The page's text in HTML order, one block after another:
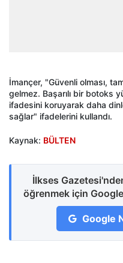
İmançer, "Güvenli olması,
gelmez. Başarılı bir botoks
ifadesini koruyarak daha
sağlar" ifadelerini kullandı.
Kaynak: BÜLTEN
İlkses
öğrenmek için
Google